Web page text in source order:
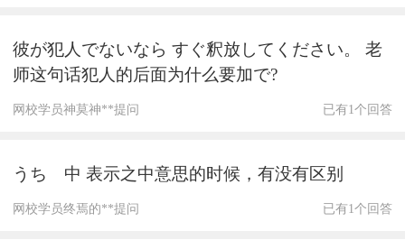
彼が犯人でないなら すぐ釈放してください。 老
师这句话犯人的后面为什么要加で?
网校学员神莫神**提问 已有1个回答
うち 中 表示之中意思的时候，有没有区别
网校学员终焉的**提问 已有1个回答